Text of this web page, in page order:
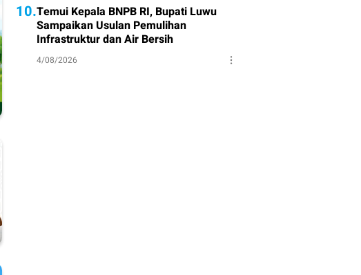
10.Temui Kepala BNPB RI, Bupati Luwu
Sampaikan Usulan Pemulihan
Infrastruktur dan Air Bersih
4/08/2026